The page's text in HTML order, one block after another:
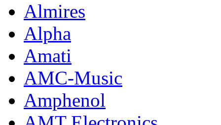
Almires
Alpha
Amati
AMC-Music
Amphenol